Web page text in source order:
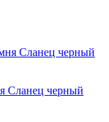
Сланец черный